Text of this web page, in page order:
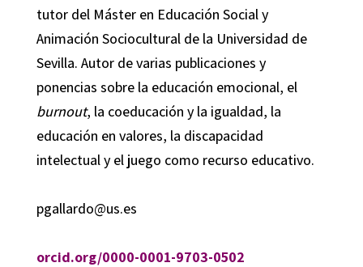
tutor del Máster en Educación Social y
Animación Sociocultural de la Universidad de
Sevilla. Autor de varias publicaciones y
ponencias sobre la educación emocional, el
burnout, la coeducación y la igualdad, la
educación en valores, la discapacidad
intelectual y el juego como recurso educativo.
pgallardo@us.es
orcid.org/0000-0001-9703-0502